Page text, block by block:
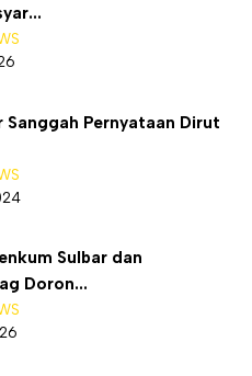
Sanggah Pernyataan Dirut
Sulbar dan
Doron...